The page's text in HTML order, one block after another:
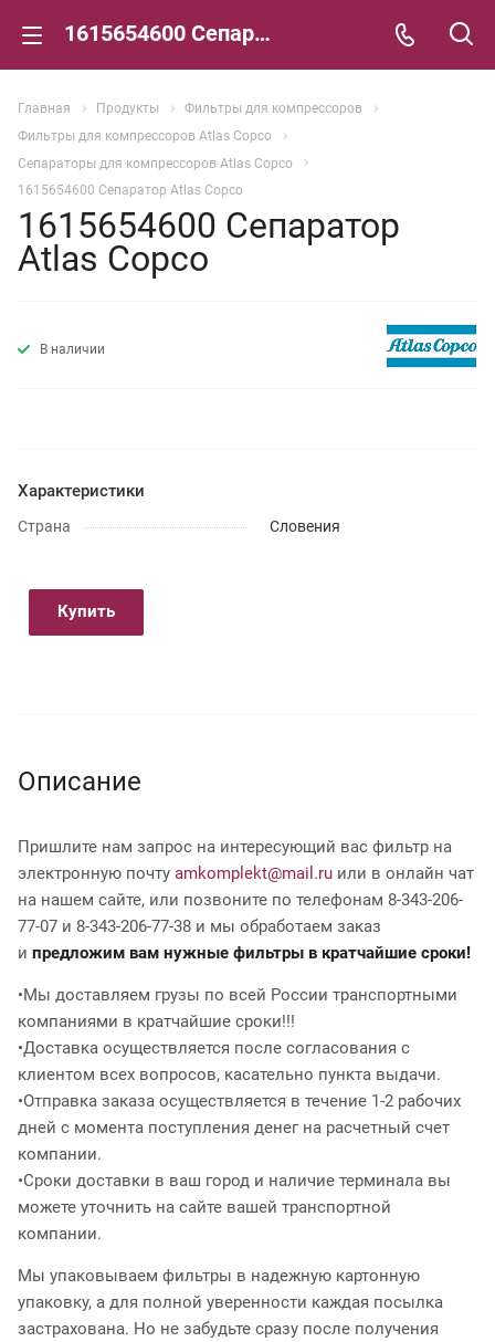
1615654600 Сепаратор Atlas Copco
Главная Продукты
Фильтры для компрессоров
Фильтры для компрессоров Atlas Copco
Сепараторы для компрессоров Atlas Copco
1615654600 Сепаратор Atlas Copco
1615654600 Сепаратор
Atlas Copco
В наличии
Характеристики
Страна Словения
Купить
Описание
Пришлите нам запрос на интересующий вас фильтр на
электронную почту amkomplekt@mail.ru или в онлайн чат
на нашем сайте, или позвоните по телефонам 8-343-206-
77-07 и 8-343-206-77-38 и мы обработаем заказ
и предложим вам нужные фильтры в кратчайшие сроки!
•Мы доставляем грузы по всей России транспортными
компаниями в кратчайшие сроки!!!
•Доставка осуществляется после согласования с
клиентом всех вопросов, касательно пункта выдачи.
•Отправка заказа осуществляется в течение 1-2 рабочих
дней с момента поступления денег на расчетный счет
компании.
•Сроки доставки в ваш город и наличие терминала вы
можете уточнить на сайте вашей транспортной
компании.
Мы упаковываем фильтры в надежную картонную
упаковку, а для полной уверенности каждая посылка
застрахована. Но не забудьте сразу после получения